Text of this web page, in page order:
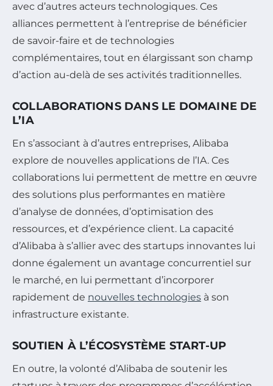
avec d’autres acteurs technologiques. Ces
alliances permettent à l’entreprise de bénéficier
de savoir-faire et de technologies
complémentaires, tout en élargissant son champ
d’action au-delà de ses activités traditionnelles.
COLLABORATIONS DANS LE DOMAINE DE
L’IA
En s’associant à d’autres entreprises, Alibaba
explore de nouvelles applications de l’IA. Ces
collaborations lui permettent de mettre en œuvre
des solutions plus performantes en matière
d’analyse de données, d’optimisation des
ressources, et d’expérience client. La capacité
d’Alibaba à s’allier avec des startups innovantes lui
donne également un avantage concurrentiel sur
le marché, en lui permettant d’incorporer
rapidement de nouvelles technologies à son
infrastructure existante.
SOUTIEN À L’ÉCOSYSTÈME START-UP
En outre, la volonté d’Alibaba de soutenir les